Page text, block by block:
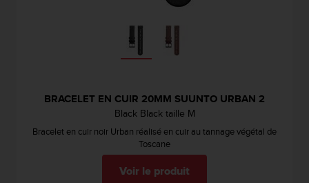
BRACELET EN CUIR 20MM SUUNTO URBAN 2
Black Black taille M
Bracelet en cuir noir Urban réalisé en cuir au tannage végétal de
Toscane
Voir le produit